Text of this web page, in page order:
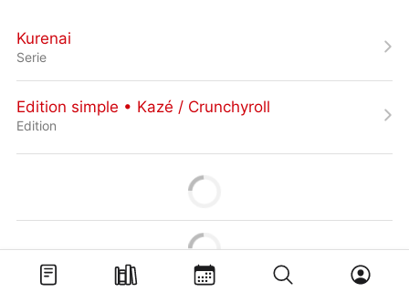
Kurenai
Serie
Edition simple • Kazé / Crunchyroll
Edition